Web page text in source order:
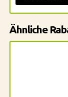
Ähnliche